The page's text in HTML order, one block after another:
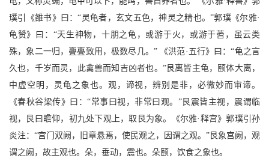
璞引《雒书》曰：“灵龟者，玄文五色，神灵之精也。”郭璞《尔雅·
龟赞》曰：“天生神物，十朋之龟，或游于火，或游于蓍，虽云类
殊，象二一归，亹亹致用，极数尽几。” 《洪范·五行》曰：“龟之言
久也，千岁而灵，此禽兽而知吉凶者也。”艮离皆主龟，颐体大离，
中虚空明，灵龟之象也。观，谛视，辨别是非，必微妙而审谛。
《春秋谷梁传》曰：“常事曰视，非常曰观。”艮震皆主视，震谓临
视，艮曰瞻仰，初九处下观上，取艮为象。《尔雅·释宫》郭璞引孙
炎注：“宫门双阙，旧章悬焉，使民观之，因谓之观。”艮象宫阙，观
谓之阙，故主观也。朵，垂动，震也。朵颐，饮食之象也。